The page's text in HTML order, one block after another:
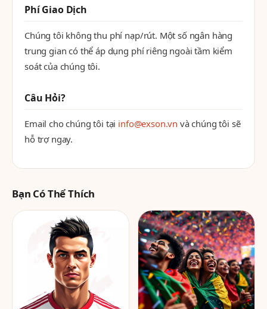
Phí Giao Dịch
Chúng tôi không thu phí nạp/rút. Một số ngân hàng
trung gian có thể áp dụng phí riêng ngoài tầm kiểm
soát của chúng tôi.
Câu Hỏi?
Email cho chúng tôi tại info@exson.vn và chúng tôi sẽ
hỗ trợ ngay.
Bạn Có Thể Thích